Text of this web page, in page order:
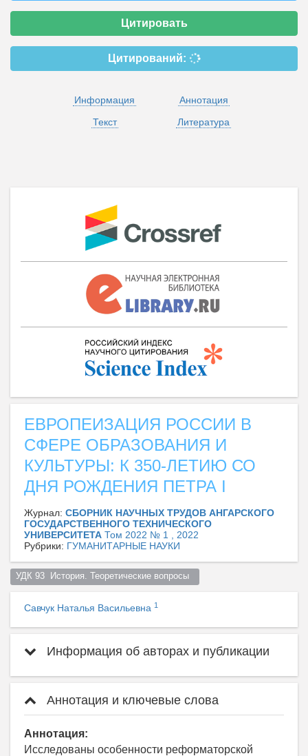
Цитировать
Цитирований:
Информация
Аннотация
Текст
Литература
ЕВРОПЕИЗАЦИЯ РОССИИ В
СФЕРЕ ОБРАЗОВАНИЯ И
КУЛЬТУРЫ: К 350-ЛЕТИЮ СО
ДНЯ РОЖДЕНИЯ ПЕТРА I
Журнал: СБОРНИК НАУЧНЫХ ТРУДОВ АНГАРСКОГО
ГОСУДАРСТВЕННОГО ТЕХНИЧЕСКОГО
УНИВЕРСИТЕТА Том 2022 № 1 , 2022
Рубрики: ГУМАНИТАРНЫЕ НАУКИ
УДК 93  История. Теоретические вопросы
Савчук Наталья Васильевна 1
Информация об авторах и публикации
Аннотация и ключевые слова
Аннотация:
Исследованы особенности реформаторской